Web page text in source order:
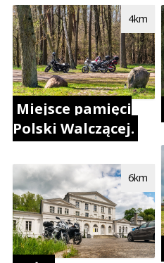
Miejsce pamięci
Polski Walczącej.
4km
6km